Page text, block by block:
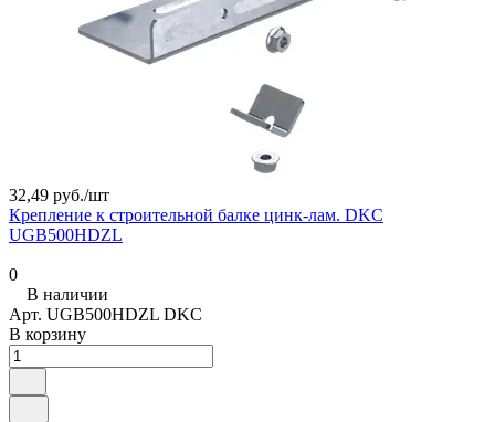
32,49 руб./шт
Крепление к строительной балке цинк-лам. DKC
UGB500HDZL
0
В наличии
Арт. UGB500HDZL DKC
В корзину